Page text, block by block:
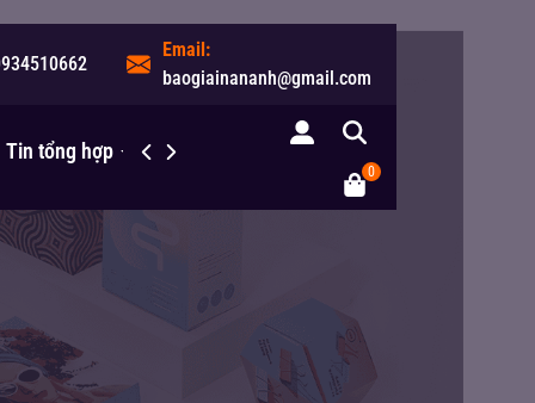
Email:
baogiainananh@gmail.com
Tin tổng hợp Liên hệ
0